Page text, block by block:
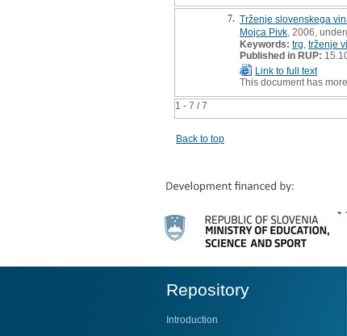
1 - 7 / 7
7. Trženje slovenskega
Mojca Pivk , 2006,
Keywords: trg trženje
Published in RUP:
Link to full text
This document has
Back to top
Repository
Introduction